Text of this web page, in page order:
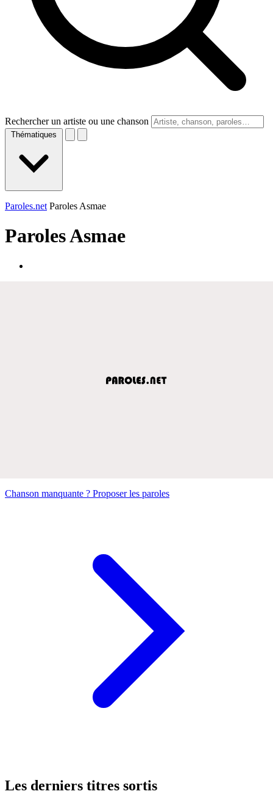
Rechercher un artiste ou une chanson
Thématiques
Paroles.net Paroles Asmae
ParolesAsmae
Chanson manquante ? Proposer les paroles
Les derniers titres sortis